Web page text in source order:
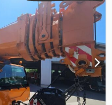
ar condicionado, tração
G400136 Disponível
Kaufungen Mais informações
(Alemão, Inglês, Búlgaro, Russo)
Ucraniano, Inglês) Chassi
140.111 km * Horas
de: 28.04.2026 * Tração e
1, 2 * Dimensão dos pneus:
motor: Fase IV * Motor
/ 210 kW / 2 rpm *